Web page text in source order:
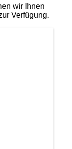
wir Ihnen
Verfügung.